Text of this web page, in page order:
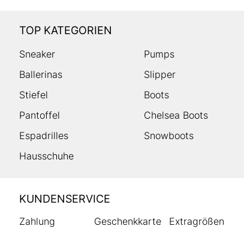
TOP KATEGORIEN
Sneaker Pumps
Ballerinas
Slipper
Stiefel
Boots
Pantoffel
Chelsea Boots
Espadrilles
Snowboots
Hausschuhe
HUMANIC
Footer
KUNDENSERVICE
Zahlung
Geschenkkarte
Extragrößen